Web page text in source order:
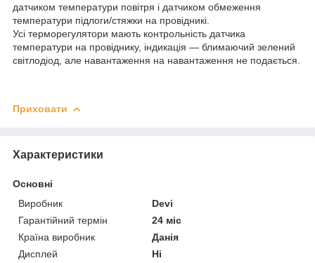
датчиком температури повітря і датчиком обмеження
температури підлоги/стяжки на провідникі.
Усі терморегулятори мають контрольність датчика
температури на провіднику, індикація — блимаючий зелений
світлодіод, але навантаження на навантаження не подається.
Приховати
Характеристики
Основні
Виробник
Devi
Гарантійний термін
24 міс
Країна виробник
Данія
Дисплей
Ні